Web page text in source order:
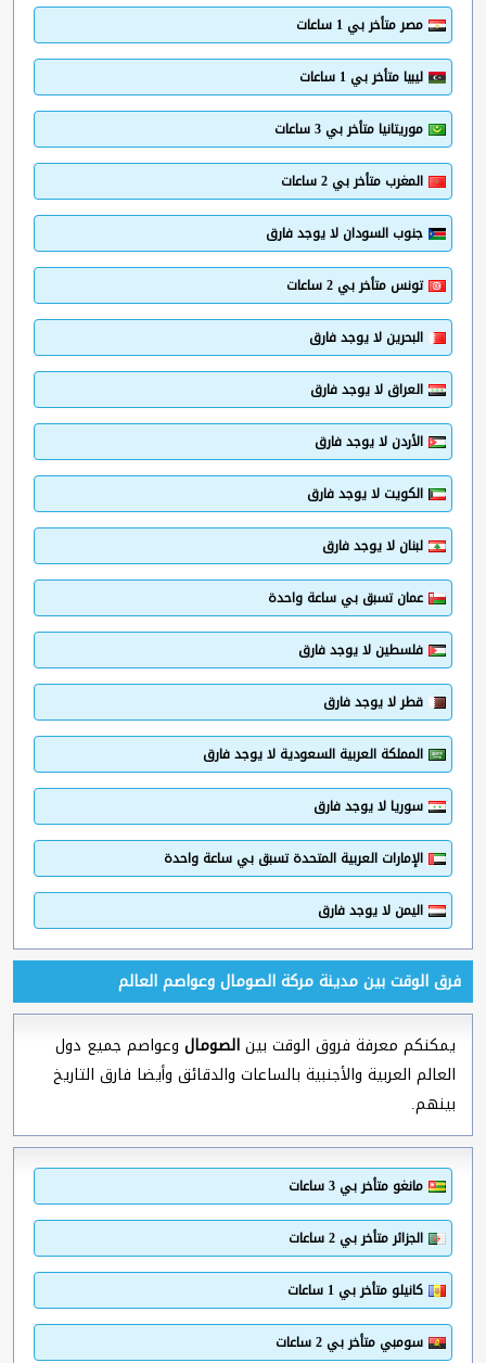
مصر متأخر بي 1 ساعات
ليبيا متأخر بي 1 ساعات
موريتانيا متأخر بي 3 ساعات
المغرب متأخر بي 2 ساعات
جنوب السودان لا يوجد فارق
تونس متأخر بي 2 ساعات
البحرين لا يوجد فارق
العراق لا يوجد فارق
الأردن لا يوجد فارق
الكويت لا يوجد فارق
لبنان لا يوجد فارق
عمان تسبق بي ساعة واحدة
فلسطين لا يوجد فارق
قطر لا يوجد فارق
المملكة العربية السعودية لا يوجد فارق
سوريا لا يوجد فارق
الإمارات العربية المتحدة تسبق بي ساعة واحدة
اليمن لا يوجد فارق
فرق الوقت بين مدينة مركة الصومال وعواصم العالم
يمكنكم معرفة فروق الوقت بينالصومال وعواصم جميع دول
العالم العربية والأجنبية بالساعات والدقائق وأيضا فارق التاريخ
بينهم.
مانغو متأخر بي 3 ساعات
الجزائر متأخر بي 2 ساعات
كانيلو متأخر بي 1 ساعات
سومبي متأخر بي 2 ساعات